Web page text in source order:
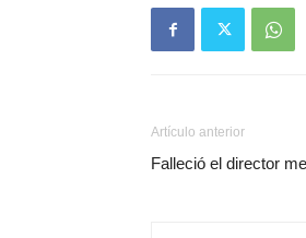
Artículo anterior
Falleció el director